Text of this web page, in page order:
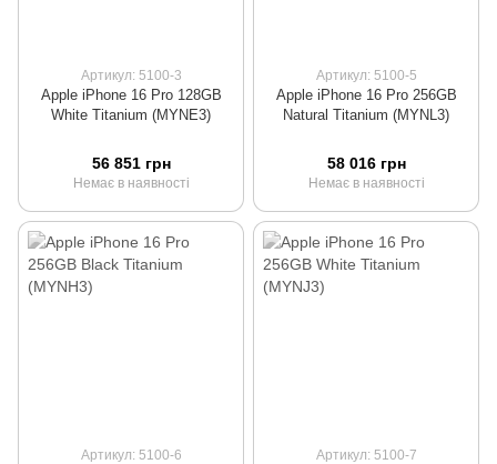
Артикул: 5100-3
Apple iPhone 16 Pro 128GB
White Titanium (MYNE3)
56 851 грн
Немає в наявності
Артикул: 5100-5
Apple iPhone 16 Pro 256GB
Natural Titanium (MYNL3)
58 016 грн
Немає в наявності
Артикул: 5100-6 Артикул: 5100-7